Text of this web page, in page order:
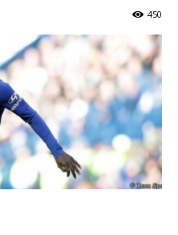
450